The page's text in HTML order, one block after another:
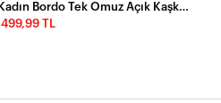
Kadın Bordo Tek Omuz Açık Kaşkorse Balıkçı Bluz EY2947
499,99 TL